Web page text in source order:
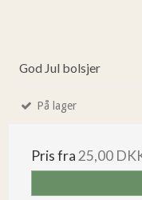
God Jul bolsjer
På lager
Pris fra 25,00